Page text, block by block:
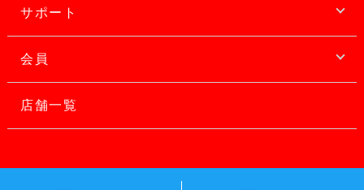
サポート
会員
店舗一覧